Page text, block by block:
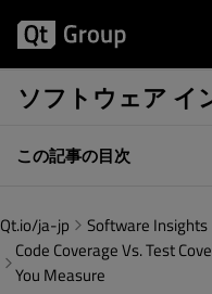
ソフトウェア イ
この記事の目次
Qt.io/ja-jp
Software Insights
Code Coverage Vs. Test
You Measure